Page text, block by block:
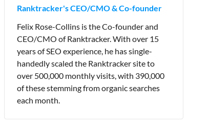
Ranktracker's CEO/CMO & Co-founder
Felix Rose-Collins is the Co-founder and
CEO/CMO of Ranktracker. With over 15
years of SEO experience, he has single-
handedly scaled the Ranktracker site to
over 500,000 monthly visits, with 390,000
of these stemming from organic searches
each month.